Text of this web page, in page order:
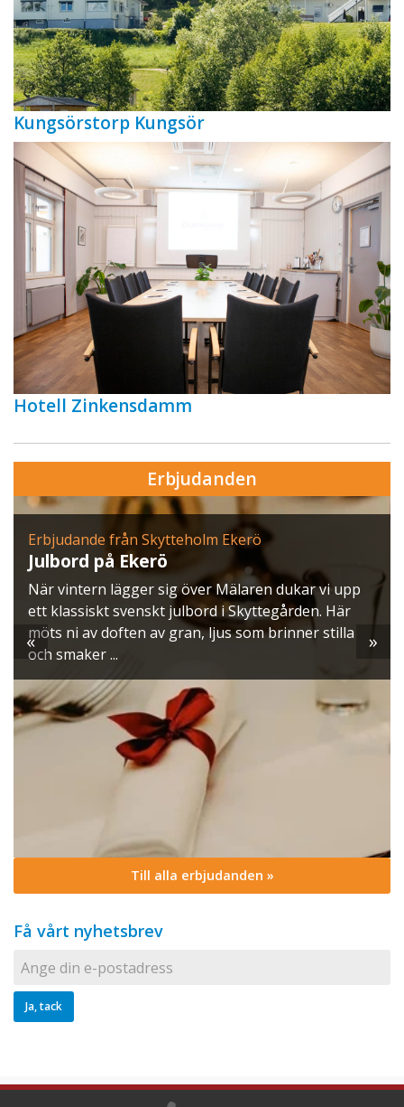
Kungsörstorp Kungsör
Hotell Zinkensdamm
Erbjudanden
Erbjudande från Skytteholm Ekerö
Julbord på Ekerö
När vintern lägger sig över Mälaren dukar vi upp
ett klassiskt svenskt julbord i Skyttegården. Här
möts ni av doften av gran, ljus som brinner stilla
och smaker ...
« »
Till alla erbjudanden »
Få vårt nyhetsbrev